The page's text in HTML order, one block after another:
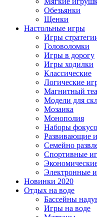
Обезьянки
Щенки
Настольные игры
Игры
Головоломки
Игры в дорогу
Игры ходилки
Классические
Логические
Магнитный
Модели для
Мозаика
Монополия
Наборы
Развивающие
Семейно
Спортивные
Электронные
Новинки 2020
Отдых на воде
Бассейны
Игры на воде